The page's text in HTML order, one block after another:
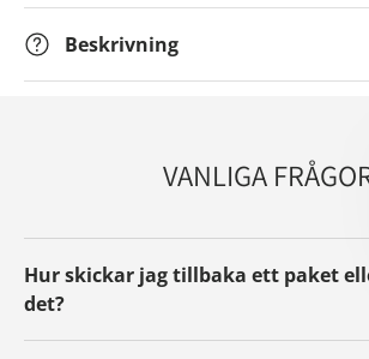
Beskrivning
VANLIGA
Hur skickar jag tillbaka ett paket
det?